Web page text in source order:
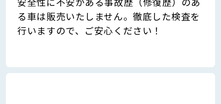
る車は販売いたしません。徹底した検査を
行いますので、ご安心ください！